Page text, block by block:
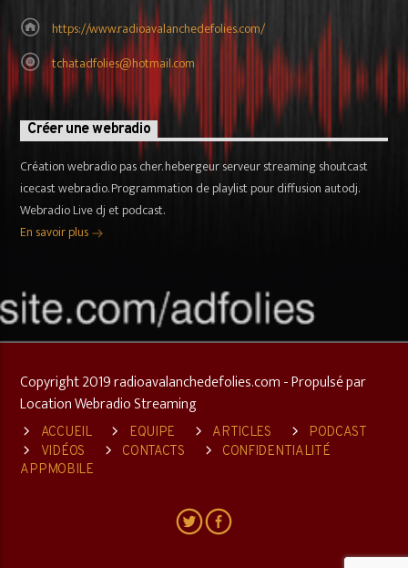
https://www.radioavalanchedefolies.com/
tchatadfolies@hotmail.com
Créer une webradio
Création webradio pas cher. hebergeur serveur streaming shoutcast
icecast webradio. Programmation de playlist pour diffusion autodj.
Webradio Live dj et podcast.
En savoir plus
Copyright 2019 radioavalanchedefolies.com - Propulsé par
Location Webradio Streaming
ACCUEIL EQUIPE ARTICLES
PODCAST
VIDÉOS
CONTACTS
CONFIDENTIALITÉ
APPMOBILE